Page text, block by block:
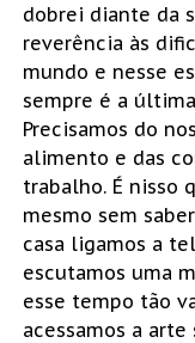
dobrei diante da
reverência às
mundo e nesse
sempre é a
Precisamos do
alimento e das
trabalho. É nisso
mesmo sem
casa ligamos a
escutamos uma
esse tempo tão
acessamos a